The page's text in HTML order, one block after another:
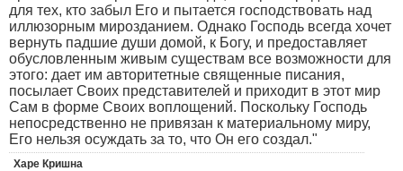
для тех, кто забыл Его и пытается господствовать над
иллюзорным мирозданием. Однако Господь всегда хочет
вернуть падшие души домой, к Богу, и предоставляет
обусловленным живым существам все возможности для
этого: дает им авторитетные священные писания,
посылает Своих представителей и приходит в этот мир
Сам в форме Своих воплощений. Поскольку Господь
непосредственно не привязан к материальному миру,
Его нельзя осуждать за то, что Он его создал."
Харе Кришна